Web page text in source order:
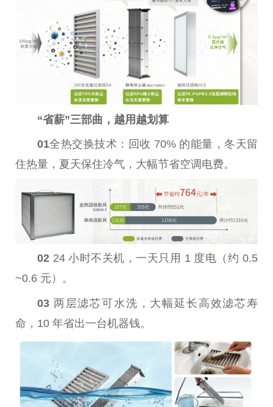
“省薪”三部曲，越用越划算
01全热交换技术：回收 70% 的能量，冬天留
住热量，夏天保住冷气，大幅节省空调电费。
02 24 小时不关机，一天只用 1 度电（约 0.5
~0.6 元）。
03 两层滤芯可水洗，大幅延长高效滤芯寿
命，10 年省出一台机器钱。